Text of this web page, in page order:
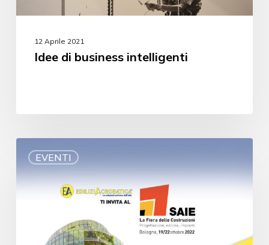
12 Aprile 2021
Idee di business intelligenti
EVENTI